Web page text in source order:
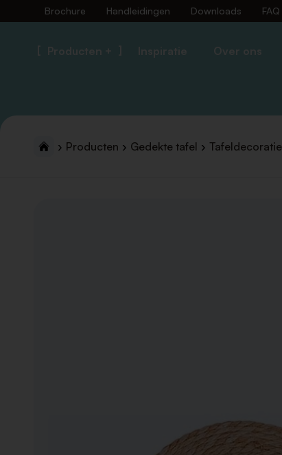
Brochure Handleidingen Downloads FAQ
Producten + Inspiratie Over ons
Producten Gedekte tafel Tafeldecoratie